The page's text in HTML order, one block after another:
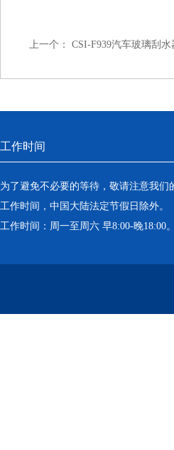
上一个： CSI-F939汽车玻璃刮
工作时间
为了避免不必要的等待，敬请注意我们
工作时间，中国大陆法定节假日除外。
工作时间：周一至周六 早8:00-晚18:00